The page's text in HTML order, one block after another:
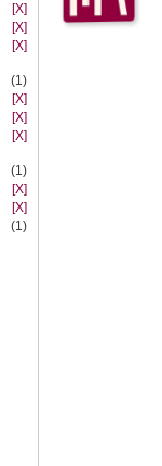
[X]
[X]
[X]
(1)
[X]
[X]
[X]
(1)
[X]
[X]
(1)